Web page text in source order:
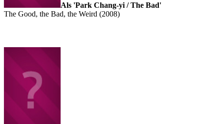
Als 'Park Chang-yi / The Bad'
The Good, the Bad, the Weird (2008)